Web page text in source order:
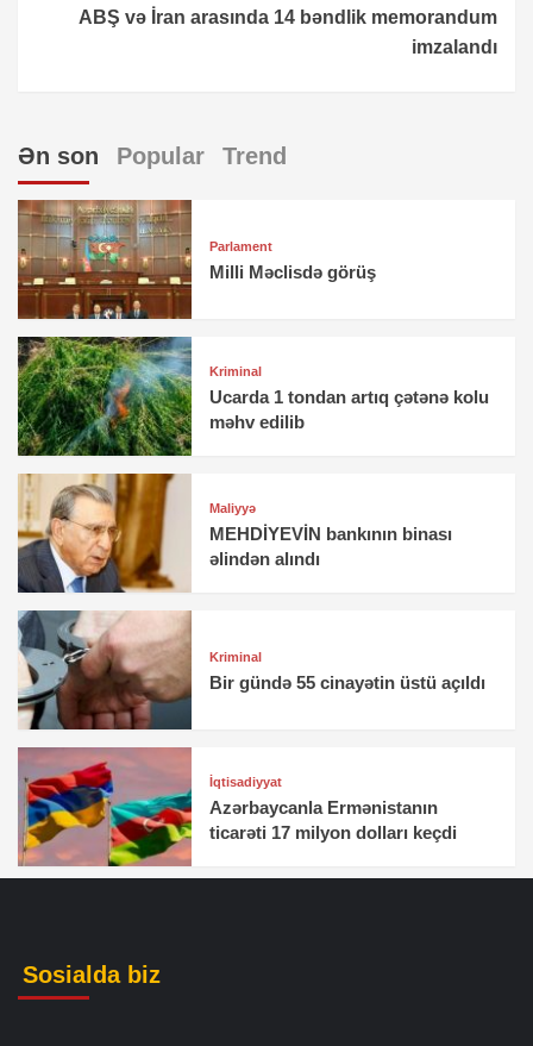
ABŞ və İran arasında 14 bəndlik memorandum
imzalandı
Ən son Popular Trend
Parlament
Milli Məclisdə görüş
Kriminal
Ucarda 1 tondan artıq çətənə kolu
məhv edilib
Maliyyə
MEHDİYEVİN bankının binası
əlindən alındı
Kriminal
Bir gündə 55 cinayətin üstü açıldı
İqtisadiyyat
Azərbaycanla Ermənistanın
ticarəti 17 milyon dolları keçdi
Sosialda biz